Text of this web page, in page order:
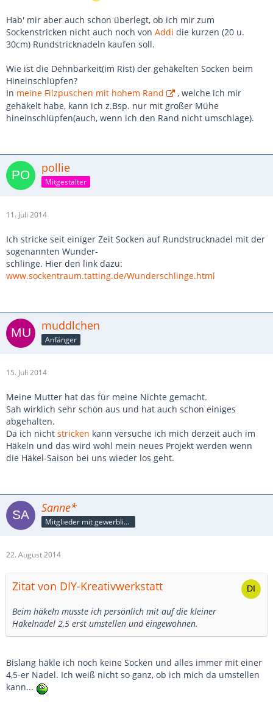
Hab' mir aber auch schon überlegt, ob ich mir zum
Sockenstricken nicht auch noch von Addi die kurzen (20 u.
30cm) Rundstricknadeln kaufen soll.
Wie ist die Dehnbarkeit(im Rist) der gehäkelten Socken beim
Hineinschlüpfen?
In meine Filzpuschen mit hohem Rand
, welche ich mir
gehäkelt habe, kann ich z.Bsp. nur mit großer Mühe
hineinschlüpfen(auch, wenn ich den Rand nicht umschlage).
pollie
Mitgestalter
11. Juli 2014
Ich stricke seit einiger Zeit Socken auf Rundstrucknadel mit der
sogenannten Wunder-
schlinge. Hier den link dazu:
www.sockentraum.tatting.de/Wunderschlinge.html
muddlchen
Anfänger
15. Juli 2014
Meine Mutter hat das für meine Nichte gemacht.
Sah wirklich sehr schön aus und hat auch schon einiges
abgehalten.
Da ich nicht stricken kann versuche ich mich derzeit auch im
Häkeln und das wird wohl mein neues Projekt werden wenn
die Häkel-Saison bei uns wieder los geht.
Sanne*
Mitglieder mit gewerblicher Verbindung, auch als Mitarbeiter/in
22. August 2014
Zitat von DIY-Kreativwerkstatt
Beim häkeln musste ich persönlich mit auf die kleiner
Häkelnadel 2,5 erst umstellen und eingewöhnen.
Bislang häkle ich noch keine Socken und alles immer mit einer
4,5-er Nadel. Ich weiß nicht so ganz, ob ich mich da umstellen
kann...